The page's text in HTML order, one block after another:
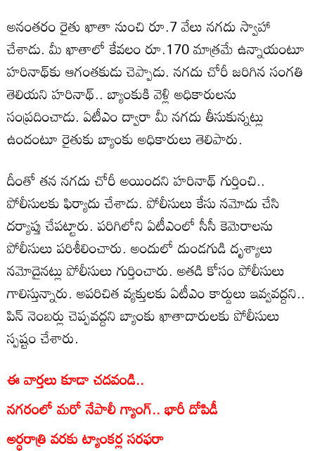
అనంతరం రైతు ఖాతా నుంచి రూ.7 వేలు నగదు స్వాహా
చేశాడు. మీ ఖాతాలో కేవలం రూ.170 మాత్రమే ఉన్నాయంటూ
హరినాథ్‌కు ఆగంతకుడు చెప్పాడు. నగదు చోరీ జరిగిన సంగతి
తెలియని హరినాథ్.. బ్యాంకుకి వెళ్లి అధికారులను
సంప్రదించాడు. ఏటీఎం ద్వారా మీ నగదు తీసుకున్నట్లు
ఉందంటూ రైతుకు బ్యాంకు అధికారులు తెలిపారు.
దీంతో తన నగదు చోరీ అయిందని హరినాథ్ గుర్తించి..
పోలీసులకు ఫిర్యాదు చేశాడు. పోలీసులు కేసు నమోదు చేసి
దర్యాప్తు చేపట్టారు. పరిగిలోని ఏటీఎంలో సీసీ కెమెరాలను
పోలీసులు పరిశీలించారు. అందులో దుండగుడి దృశ్యాలు
నమోదైనట్లు పోలీసులు గుర్తించారు. అతడి కోసం పోలీసులు
గాలిస్తున్నారు. అపరిచిత వ్యక్తులకు ఏటీఎం కార్డులు ఇవ్వవద్దని..
పిన్ నెంబర్లు చెప్పవద్దని బ్యాంకు ఖాతాదారులకు పోలీసులు
స్పష్టం చేశారు.
ఈ వార్తలు కూడా చదవండి..
నగరంలో మరో నేపాలీ గ్యాంగ్.. భారీ దోపిడీ
అర్ధరాత్రి వరకు ట్యాంకర్ల సరఫరా